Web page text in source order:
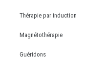
Thérapie par induction
Magnétothérapie
Guéridons